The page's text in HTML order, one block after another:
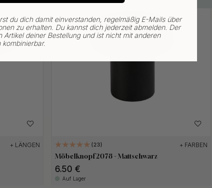
+ LÄNGEN 23 + FARBEN
Möbelknopf 2078 - Mattschwarz
6.50 €
Auf Lager
du dich damit einverstanden, regelmäßig E-Mails über
zu erhalten. Du kannst dich jederzeit abmelden. Der
Artikel deiner Bestellung und ist nicht mit anderen